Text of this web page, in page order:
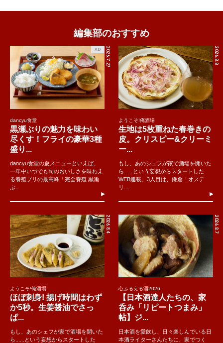
編集部のおすすめ
2026.7.27
AD
dancyu食堂
黒瀬ぶりの魅力を味わい
尽くす！フライの豪華3種
盛り...
dancyu食堂の夏メニューといえば、
一年中いつでも旬のおいしさを味わえ
る養殖ブリの最高峰「完全養殖 黒瀬
ぶ..
2026.8.8
ようこそ!俺酒場
生地は5枚重ねた春巻きの
皮。クリスピー&クリーミ
ー...
もし、あのシェフが家で酒場を開いた
ら......という妄想からスタートした
WEB連載。3人目は、鎌倉「オステ
リ...
2026.8.4
ようこそ!俺酒場
ほぼ刺身! 揚げ時間はわず
か5秒。生姜醤油でさっ
ぱ...
もし、あのシェフが家で酒場を開いた
ら......という妄想からスタートした
2026.8.7
心ふるえる酒2026
【日本酒達人たちの、家
呑み「リピートつまみ」
帖】ジ...
日本酒を愛飲し、日々楽しんでいる日
本酒ライターさんたちに、家でつく